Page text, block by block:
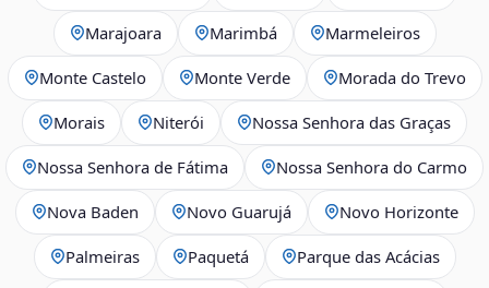
Marajoara Marimbá Marmeleiros
Monte Castelo Monte Verde Morada do Trevo
Morais Niterói Nossa Senhora das Graças
Nossa Senhora de Fátima Nossa Senhora do Carmo
Nova Baden Novo Guarujá Novo Horizonte
Palmeiras Paquetá Parque das Acácias